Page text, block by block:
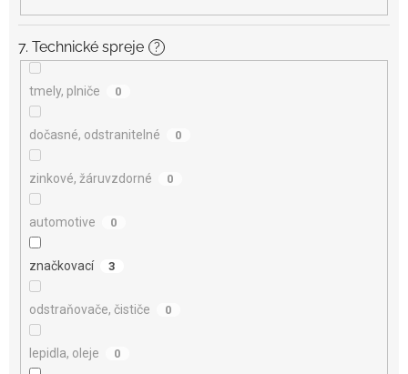
7. Technické spreje ?
tmely, plniče 0
dočasné, odstranitelné 0
zinkové, žáruvzdorné 0
automotive 0
značkovací 3
odstraňovače, čističe 0
lepidla, oleje 0